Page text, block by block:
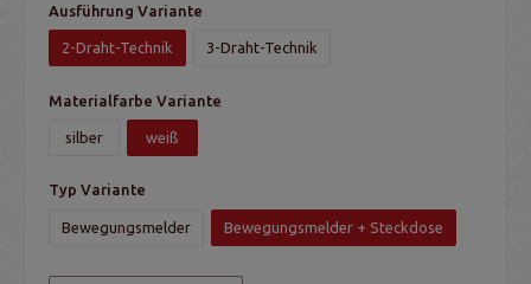
Ausführung Variante
2-Draht-Technik 3-Draht-Technik
Materialfarbe Variante
silber weiß
Typ Variante
Bewegungsmelder Bewegungsmelder + Steckdose